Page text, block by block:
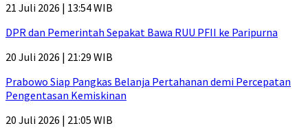
21 Juli 2026 | 13:54 WIB
DPR dan Pemerintah Sepakat Bawa RUU PFII ke Paripurna
20 Juli 2026 | 21:29 WIB
Prabowo Siap Pangkas Belanja Pertahanan demi Percepatan
Pengentasan Kemiskinan
20 Juli 2026 | 21:05 WIB